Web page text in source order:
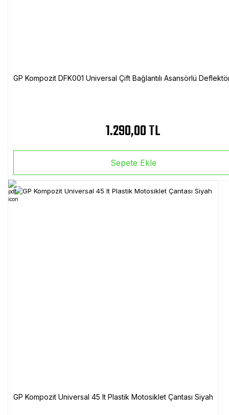
GP Kompozit DFK001 Universal Çift Bağlantılı Asansörlü
1.290,00 TL
Sepete Ekle
GP Kompozit Universal 45 lt Plastik Motosiklet Çantası Siyah